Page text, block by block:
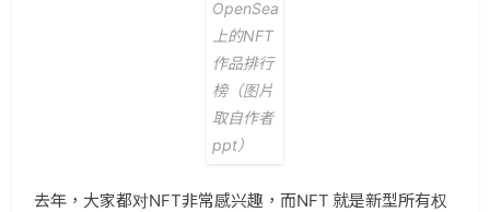
OpenSea
上的NFT
作品排行
榜（图片
取自作者
ppt）
去年，大家都对NFT非常感兴趣，而NFT 就是新型所有权